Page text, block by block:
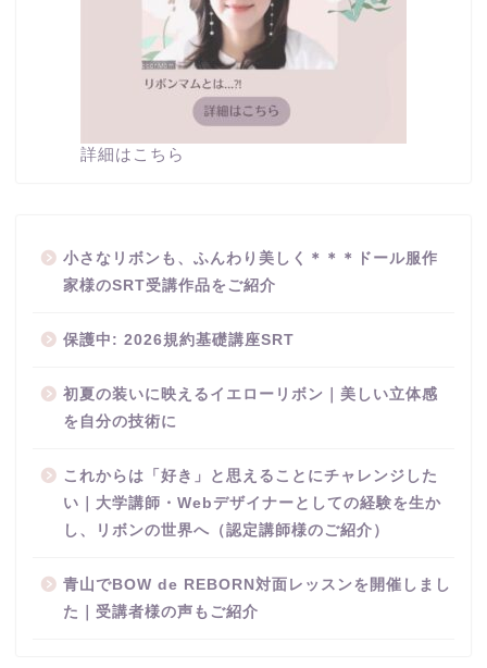
詳細はこちら
小さなリボンも、ふんわり美しく＊＊＊ドール服作
家様のSRT受講作品をご紹介
保護中: 2026規約基礎講座SRT
初夏の装いに映えるイエローリボン｜美しい立体感
を自分の技術に
これからは「好き」と思えることにチャレンジした
い｜大学講師・Webデザイナーとしての経験を生か
し、リボンの世界へ（認定講師様のご紹介）
青山でBOW de REBORN対面レッスンを開催しまし
た｜受講者様の声もご紹介